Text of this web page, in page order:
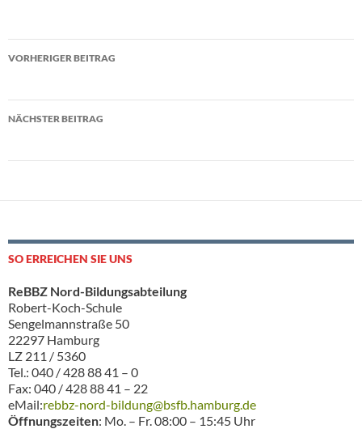
Beitragsnavigation
VORHERIGER BEITRAG
NÄCHSTER BEITRAG
SO ERREICHEN SIE UNS
ReBBZ Nord-Bildungsabteilung
Robert-Koch-Schule
Sengelmannstraße 50
22297 Hamburg
LZ 211 / 5360
Tel.: 040 / 428 88 41 – 0
Fax: 040 / 428 88 41 – 22
eMail:rebbz-nord-bildung@bsfb.hamburg.de
Öffnungszeiten: Mo. – Fr. 08:00 – 15:45 Uhr